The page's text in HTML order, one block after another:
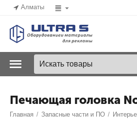
Алматы
Печающая головка
Главная / Запасные части и ПО /